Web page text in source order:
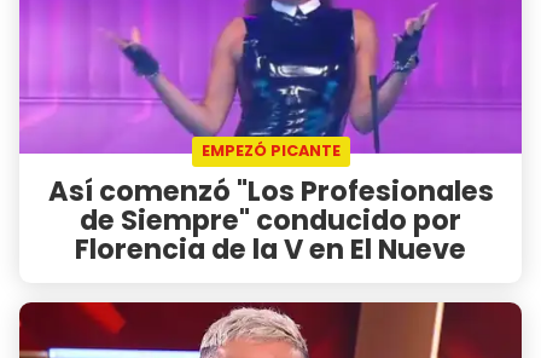
EMPEZÓ PICANTE
Así comenzó "Los Profesionales
de Siempre" conducido por
Florencia de la V en El Nueve